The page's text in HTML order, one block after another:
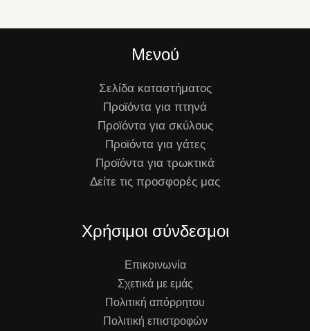
Μενού
Σελίδα καταστήματος
Προϊόντα για πτηνά
Προϊόντα για σκύλους
Προϊόντα για γάτες
Προϊόντα για τρωκτικά
Δείτε τις προσφορές μας
Χρήσιμοι σύνδεσμοι
Επικοινωνία
Σχετικά με εμάς
Πολιτική απόρρητου
Πολιτική επιστροφών